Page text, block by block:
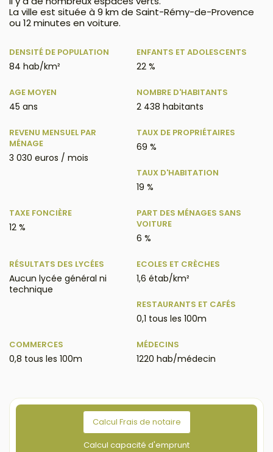
La ville est située à 9 km de Saint-Rémy-de-Provence
ou 12 minutes en voiture.
DENSITÉ DE POPULATION
84 hab/km²
ENFANTS ET ADOLESCENTS
22 %
AGE MOYEN
45 ans
NOMBRE D'HABITANTS
2 438 habitants
REVENU MENSUEL PAR
MÉNAGE
3 030 euros / mois
TAUX DE PROPRIÉTAIRES
69 %
TAUX D'HABITATION
19 %
TAXE FONCIÈRE
12 %
PART DES MÉNAGES SANS
VOITURE
6 %
RÉSULTATS DES LYCÉES
Aucun lycée général ni
technique
ECOLES ET CRÈCHES
1,6 étab/km²
RESTAURANTS ET CAFÉS
0,1 tous les 100m
COMMERCES
0,8 tous les 100m
MÉDECINS
1220 hab/médecin
Calcul Frais de notaire
Calcul capacité d'emprunt